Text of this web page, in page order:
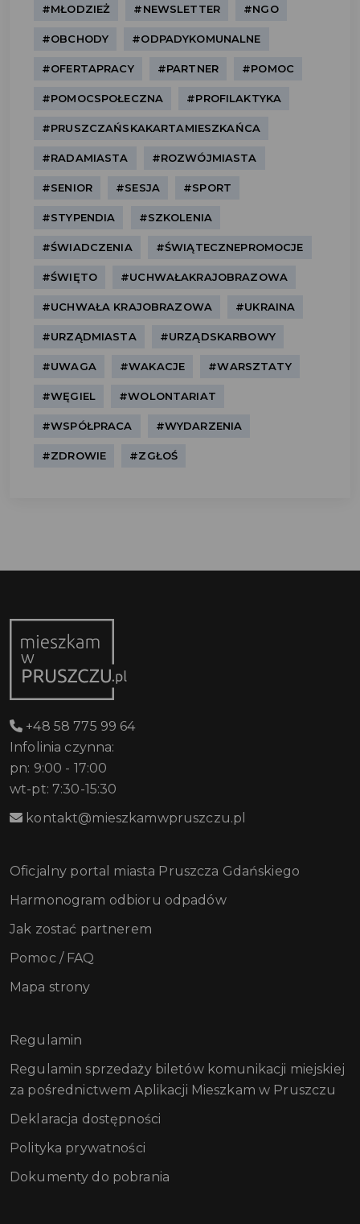
#MŁODZIEŻ #NEWSLETTER #NGO
#OBCHODY #ODPADYKOMUNALNE
#OFERTAPRACY #PARTNER #POMOC
#POMOCSPOŁECZNA #PROFILAKTYKA
#PRUSZCZAŃSKAKARTAMIESZKAŃCA
#RADAMIASTA #ROZWÓJMIASTA
#SENIOR #SESJA #SPORT
#STYPENDIA #SZKOLENIA
#ŚWIADCZENIA #ŚWIĄTECZNEPROMOCJE
#ŚWIĘTO #UCHWAŁAKRAJOBRAZOWA
#UCHWAŁA KRAJOBRAZOWA #UKRAINA
#URZĄDMIASTA #URZĄDSKARBOWY
#UWAGA #WAKACJE #WARSZTATY
#WĘGIEL #WOLONTARIAT
#WSPÓŁPRACA #WYDARZENIA
#ZDROWIE #ZGŁOŚ
+48 58 775 99 64
Infolinia czynna:
pn: 9:00 - 17:00
wt-pt: 7:30-15:30
kontakt@mieszkamwpruszczu.pl
Oficjalny portal miasta Pruszcza Gdańskiego
Harmonogram odbioru odpadów
Jak zostać partnerem
Pomoc / FAQ
Mapa strony
Regulamin
Regulamin sprzedaży biletów komunikacji miejskiej
za pośrednictwem Aplikacji Mieszkam w Pruszczu
Deklaracja dostępności
Polityka prywatności
Dokumenty do pobrania